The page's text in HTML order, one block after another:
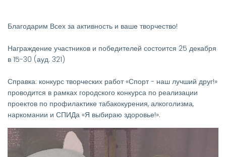
Благодарим Всех за активность и ваше творчество!
Награждение участников и победителей состоится 25 декабря
в 15-30 (ауд. 321)
Справка: конкурс творческих работ «Спорт - наш лучший друг!»
проводится в рамках городского конкурса по реализации
проектов по профилактике табакокурения, алкоголизма,
наркомании и СПИДа «Я выбираю здоровье!».
Изображение